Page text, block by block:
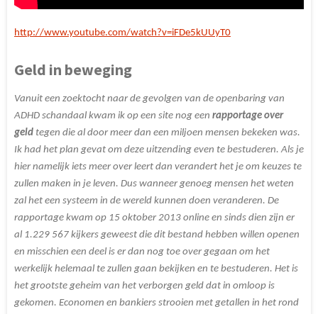
http://www.youtube.com/watch?v=iFDe5kUUyT0
Geld in beweging
Vanuit een zoektocht naar de gevolgen van de openbaring van
ADHD schandaal kwam ik op een site nog een rapportage over
geld tegen die al door meer dan een miljoen mensen bekeken was.
Ik had het plan gevat om deze uitzending even te bestuderen.Als je
hier namelijk iets meer over leert dan verandert het je om keuzes te
zullen maken in je leven. Dus wanneer genoeg mensen het weten
zal het een systeem in de wereld kunnen doen veranderen. De
rapportage kwam op 15 oktober 2013 online en sinds dien zijn er
al 1.229 567 kijkers geweest die dit bestand hebben willen openen
en misschien een deel is er dan nog toe over gegaan om het
werkelijk helemaal te zullen gaan bekijken en te bestuderen. Het is
het grootste geheim van het verborgen geld dat in omloop is
gekomen. Economen en bankiers strooien met getallen in het rond